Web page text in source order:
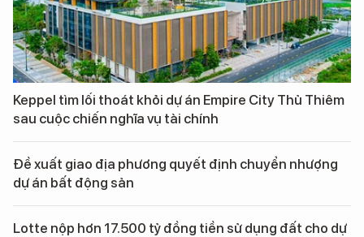
Keppel tìm lối thoát khỏi dự án Empire City Thủ Thiêm
sau cuộc chiến nghĩa vụ tài chính
Đề xuất giao địa phương quyết định chuyển nhượng
dự án bất động sản
Lotte nộp hơn 17.500 tỷ đồng tiền sử dụng đất cho dự